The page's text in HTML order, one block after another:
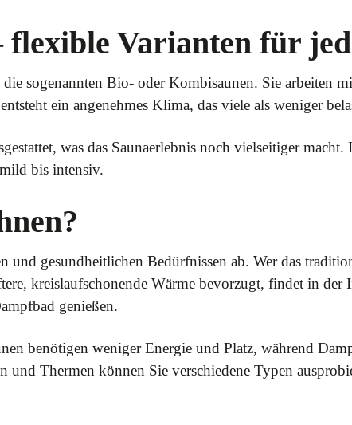
Varianten für
sogenannten Bio- oder Kombisaunen. Sie arbeiten
ein angenehmes Klima, das viele als weniger
was das Saunaerlebnis noch vielseitiger macht.
bis intensiv.
gesundheitlichen Bedürfnissen ab. Wer das
kreislaufschonende Wärme bevorzugt, findet in
genießen.
benötigen weniger Energie und Platz, während
Thermen können Sie verschiedene Typen